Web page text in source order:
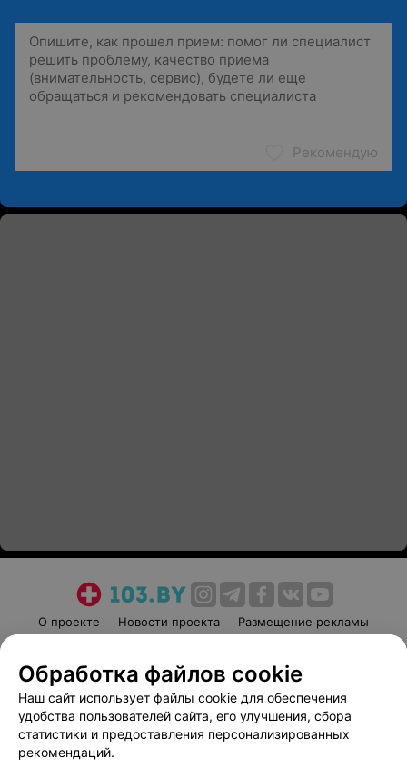
Рекомендую
О проекте Новости проекта
Размещение рекламы
Пользовательское соглашение
Способы оплаты
Вакансии
Партнеры
Написать руководителю 103.by
Обработка файлов cookie
Наш сайт использует файлы cookie для обеспечения
удобства пользователей сайта, его улучшения, сбора
статистики и предоставления персонализированных
рекомендаций.